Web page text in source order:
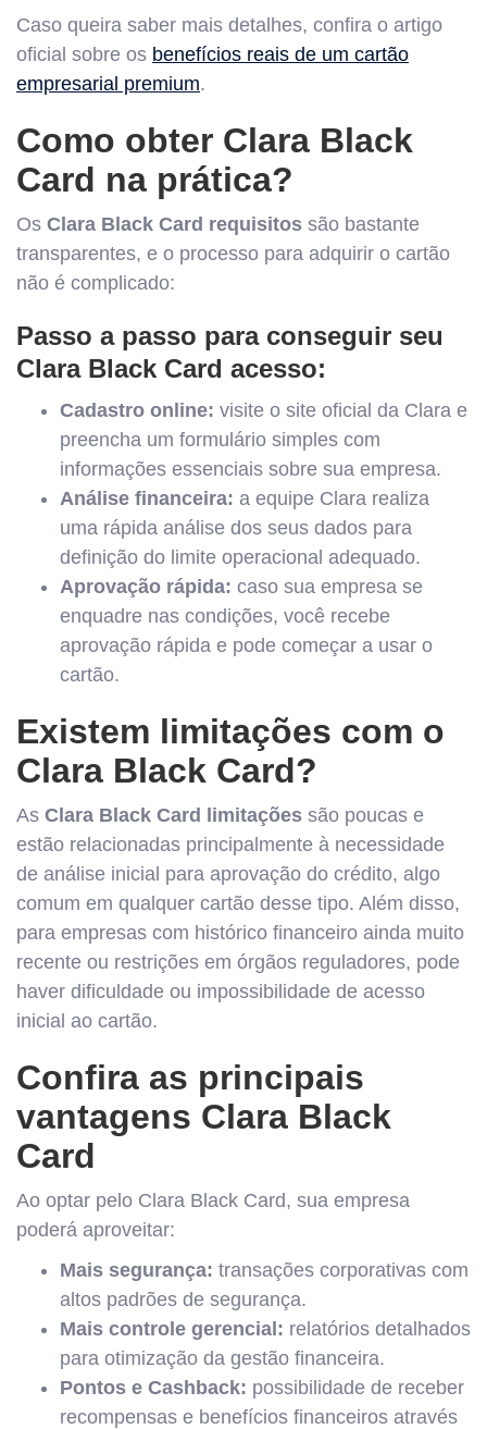
Caso queira saber mais detalhes, confira o artigo
oficial sobre os benefícios reais de um cartão
empresarial premium.
Como obter Clara Black
Card na prática?
Os Clara Black Card requisitos são bastante
transparentes, e o processo para adquirir o cartão
não é complicado:
Passo a passo para conseguir seu
Clara Black Card acesso:
Cadastro online: visite o site oficial da Clara e
preencha um formulário simples com
informações essenciais sobre sua empresa.
Análise financeira: a equipe Clara realiza
uma rápida análise dos seus dados para
definição do limite operacional adequado.
Aprovação rápida: caso sua empresa se
enquadre nas condições, você recebe
aprovação rápida e pode começar a usar o
cartão.
Existem limitações com o
Clara Black Card?
As Clara Black Card limitações são poucas e
estão relacionadas principalmente à necessidade
de análise inicial para aprovação do crédito, algo
comum em qualquer cartão desse tipo. Além disso,
para empresas com histórico financeiro ainda muito
recente ou restrições em órgãos reguladores, pode
haver dificuldade ou impossibilidade de acesso
inicial ao cartão.
Confira as principais
vantagens Clara Black
Card
Ao optar pelo Clara Black Card, sua empresa
poderá aproveitar:
Mais segurança: transações corporativas com
altos padrões de segurança.
Mais controle gerencial: relatórios detalhados
para otimização da gestão financeira.
Pontos e Cashback: possibilidade de receber
recompensas e benefícios financeiros através